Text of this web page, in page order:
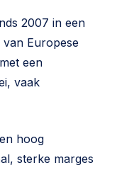
2007 in een
Europese
een
vaak
hoog
sterke marges